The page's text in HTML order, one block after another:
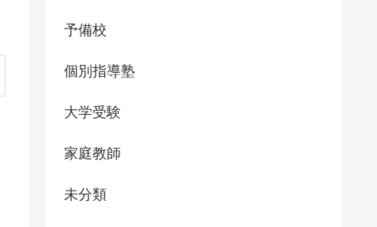
予備校
個別指導塾
大学受験
家庭教師
未分類